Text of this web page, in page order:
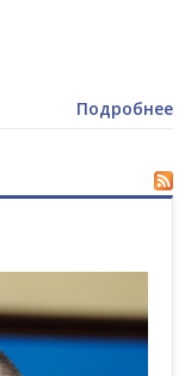
Подробнее